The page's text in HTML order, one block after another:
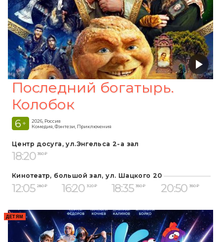
Последний богатырь.
Колобок
6 +
2026, Россия
Комедия, Фэнтези, Приключения
Центр досуга, ул.Энгельса 2-а зал
18:20 350 ₽
Кинотеатр, большой зал, ул. Шацкого 20
12:05 280 ₽ 16:20 320 ₽ 18:35 350 ₽ 20:50 350 ₽
ДЕТЯМ